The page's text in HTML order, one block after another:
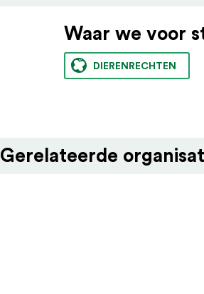
Waar we voor
DIERENRECHTEN
Gerelateerde